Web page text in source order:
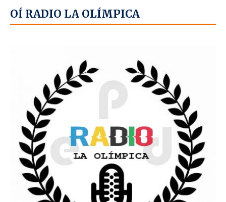
OÍ RADIO LA OLÍMPICA